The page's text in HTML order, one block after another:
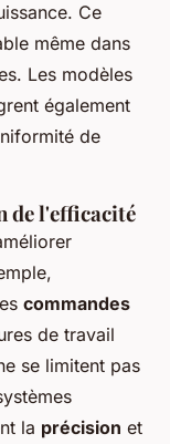
Ce
même dans
Les modèles
également
de
de l'efficacité
commandes
de travail
se limitent pas
la précision et